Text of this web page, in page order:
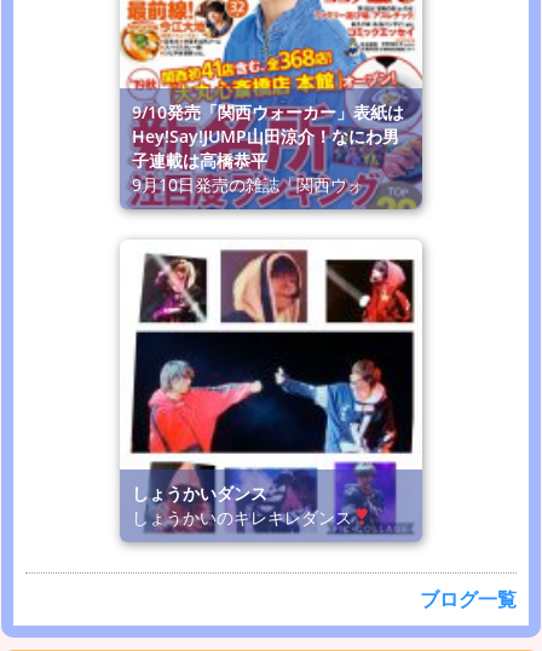
9/10発売「関西ウォーカー」表紙は
Hey!Say!JUMP山田涼介！なにわ男
子連載は高橋恭平
9月10日発売の雑誌「関西ウォ
しょうかいダンス
しょうかいのキレキレダンス
ブログ一覧